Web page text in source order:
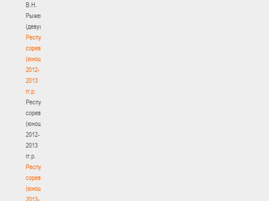
В.Н.
Рыженкова
(девушки)
Республиканские
соревнования
(юноши)
2012-
2013
гг.р.
Республиканские
соревнования
(юноши)
2012-
2013
гг.р.
Республиканские
соревнования
(юноши)
2013-